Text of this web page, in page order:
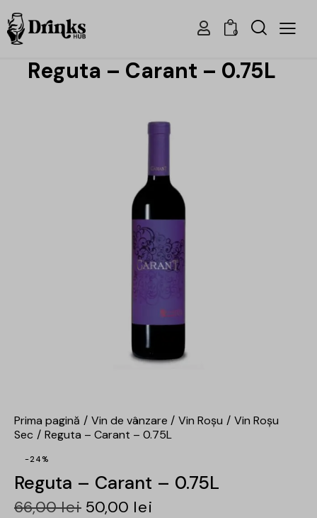
0
Reguta – Carant – 0.75L
Prima pagină Vin de vânzare Vin Roșu
Vin Roșu
Sec
Reguta – Carant – 0.75L
-24%
Reguta – Carant – 0.75L
66,00lei 50,00 lei